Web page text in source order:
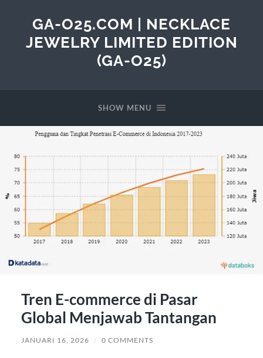
GA-O25.COM | NECKLACE
JEWELRY LIMITED EDITION
(GA-O25)
SHOW MENU
Tren E-commerce di Pasar
Global Menjawab Tantangan
JANUARI 16, 2026 / 0 COMMENTS